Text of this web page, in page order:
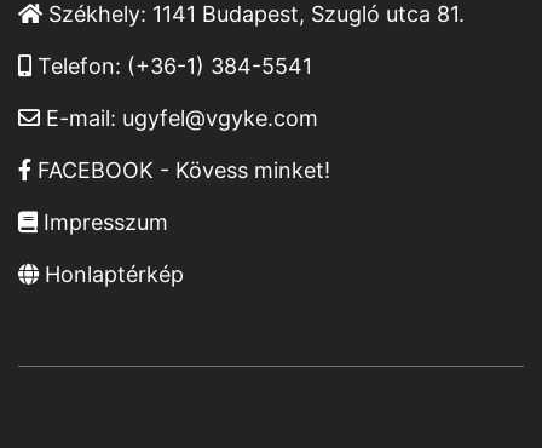
Székhely: 1141 Budapest, Szugló utca 81.
Telefon: (+36-1) 384-5541
E-mail: ugyfel@vgyke.com
FACEBOOK - Kövess minket!
Impresszum
Honlaptérkép